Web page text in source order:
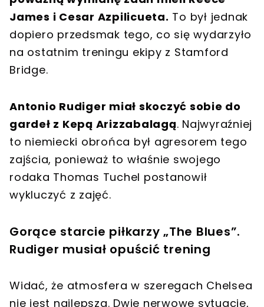
James i Cesar Azpilicueta. To był jednak
dopiero przedsmak tego, co się wydarzyło
na ostatnim treningu ekipy z Stamford
Bridge.
Antonio Rudiger miał skoczyć sobie do
gardeł z Kepą Arizzabalagą. Najwyraźniej
to niemiecki obrońca był agresorem tego
zajścia, ponieważ to właśnie swojego
rodaka Thomas Tuchel postanowił
wykluczyć z zajęć.
Gorące starcie piłkarzy „The Blues”.
Rudiger musiał opuścić trening
Widać, że atmosfera w szeregach Chelsea
nie jest najlepsza. Dwie nerwowe sytuacje,